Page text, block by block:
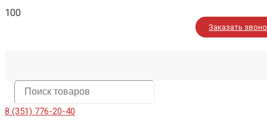
Заказать
8 (351) 776-20-40